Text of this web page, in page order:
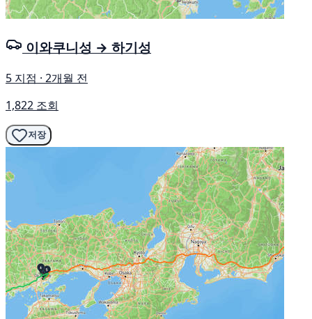
이와쿠니성 → 하기성
5 지점 · 2개월 전
1,822 조회
저장